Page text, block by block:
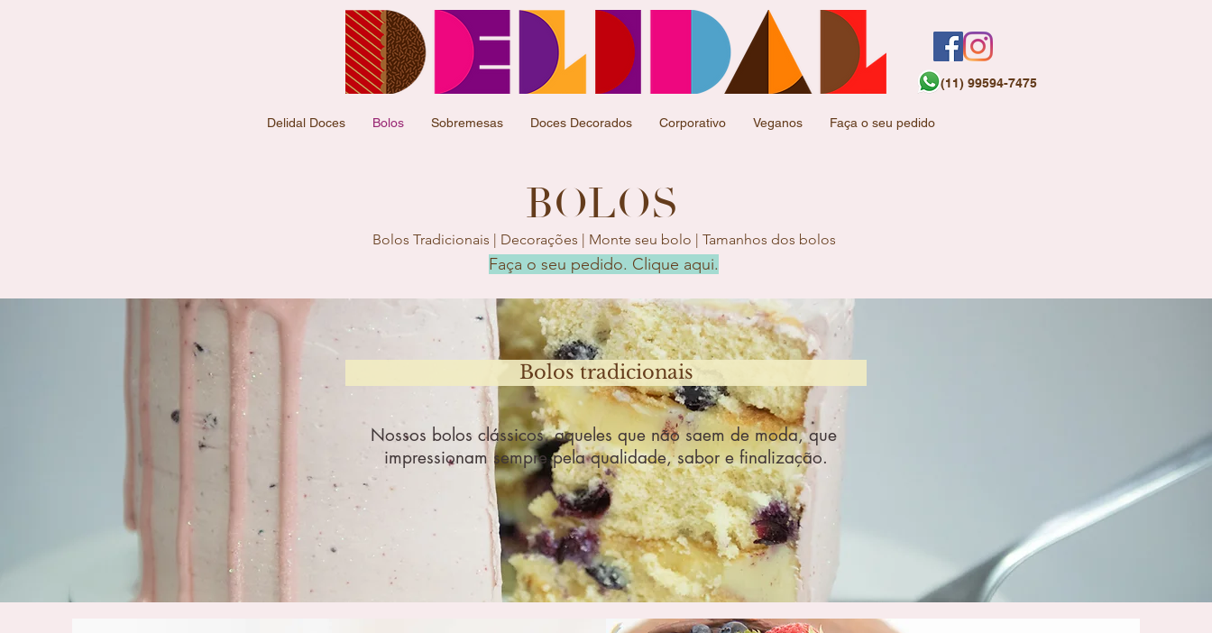
(11) 99594-7475
Delidal Doces Bolos Sobremesas Doces Decorados Corporativo Veganos Faça o seu pedido
BOLOS
Bolos Tradicionais | Decorações | Monte seu bolo | Tamanhos dos bolos
Faça o seu pedido. Clique aqui.
Bolos tradicionais
Nossos bolos clássicos, aqueles que não saem de moda, que
impressionam sempre pela qualidade, sabor e finalização.